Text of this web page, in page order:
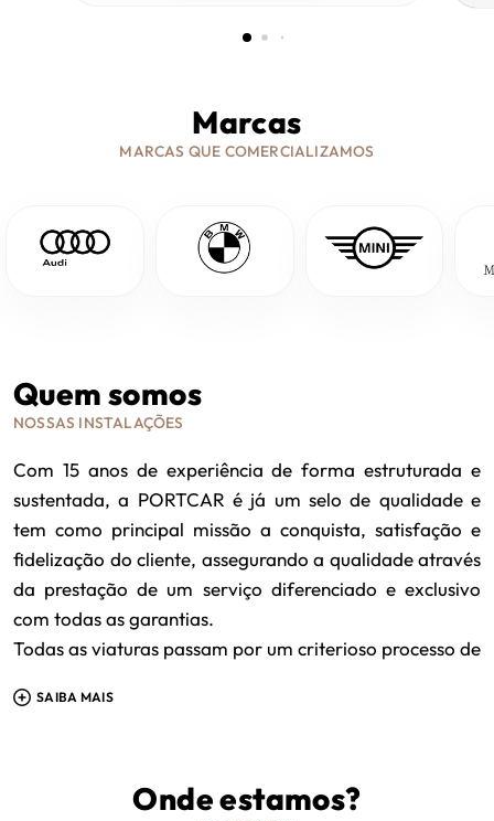
Marcas
MARCAS QUE COMERCIALIZAMOS
Quem somos
NOSSAS INSTALAÇÕES
Com 15 anos de experiência de forma estruturada e
sustentada, a PORTCAR é já um selo de qualidade e
tem como principal missão a conquista, satisfação e
fidelização do cliente, assegurando a qualidade através
da prestação de um serviço diferenciado e exclusivo
com todas as garantias.
Todas as viaturas passam por um criterioso processo de
venda, de forma a podermos garantir a máxima
SAIBA MAIS
Onde estamos?